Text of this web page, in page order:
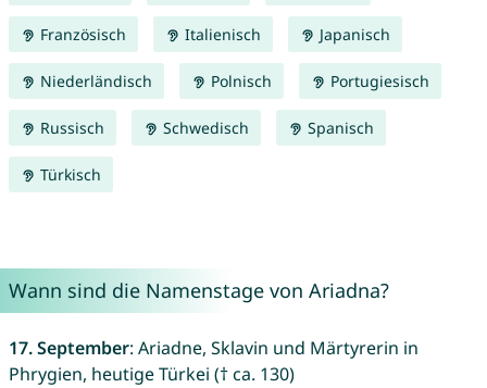
Französisch Italienisch Japanisch
Niederländisch Polnisch Portugiesisch
Russisch Schwedisch Spanisch
Türkisch
Wann sind die Namenstage von Ariadna?
17. September: Ariadne, Sklavin und Märtyrerin in
Phrygien, heutige Türkei († ca. 130)